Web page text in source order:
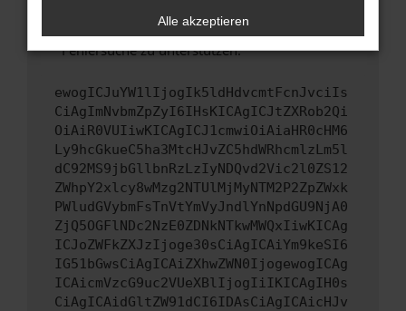
uns diesen Text schicken, um uns bei der
Fehlersuche zu unterstützen:
ewogICJuYW1lIjogIk5ldHdvcmtFcnJvciIs
CiAgImNvbmZpZyI6IHsKICAgICJtZXRob2Qi
OiAiR0VUIiwKICAgICJ1cmwiOiAiaHR0cHM6
Ly9hcGkueC5ha3MtcHJvZC5hdWRhcmlzLm5l
dC92MS9jbGllbnRzLzIyNDQvd2Vic2l0ZS12
ZWhpY2xlcy8wMzg2NTUlMjMyNTM2P2ZpZWxk
PWludGVybmFsTnVtYmVyJndlYnNpdGU9NjA0
ZjQ5OGFlNDc2NzE0ZDNkNTkwMWQxIiwKICAg
ICJoZWFkZXJzIjoge30sCiAgICAiYm9keSI6
IG51bGwsCiAgICAiZXhwZWN0IjogewogICAg
ICAicmVzcG9uc2VUeXBlIjogIiIKICAgIH0s
CiAgICAidGltZW91dCI6IDAsCiAgICAicHJv
Alle akzeptieren